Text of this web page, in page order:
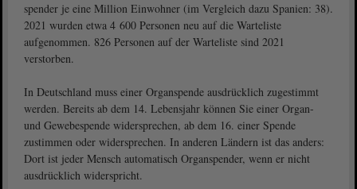
spender je eine Million Einwohner (im Vergleich dazu Spanien: 38).
2021 wurden etwa 4 600 Personen neu auf die Warteliste
aufgenommen. 826 Personen auf der Warteliste sind 2021
verstorben.
In Deutschland muss einer Organspende ausdrücklich zugestimmt
werden. Bereits ab dem 14. Lebensjahr können Sie einer Organ-
und Gewebespende widersprechen, ab dem 16. einer Spende
zustimmen oder widersprechen. In anderen Ländern ist das anders:
Dort ist jeder Mensch automatisch Organspender, wenn er nicht
ausdrücklich widerspricht.